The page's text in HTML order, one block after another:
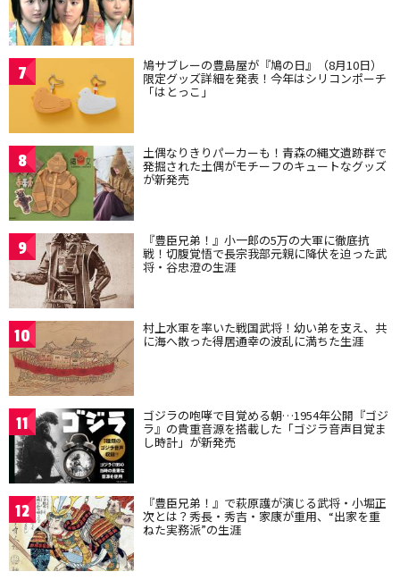
7 鳩サブレーの豊島屋が『鳩の日』（8月10日）
限定グッズ詳細を発表！今年はシリコンポーチ
「はとっこ」
8 土偶なりきりパーカーも！青森の縄文遺跡群で
発掘された土偶がモチーフのキュートなグッズ
が新発売
9 『豊臣兄弟！』小一郎の5万の大軍に徹底抗
戦！切腹覚悟で長宗我部元親に降伏を迫った武
将・谷忠澄の生涯
10 村上水軍を率いた戦国武将！幼い弟を支え、共
に海へ散った得居通幸の波乱に満ちた生涯
11 ゴジラの咆哮で目覚める朝…1954年公開『ゴジ
ラ』の貴重音源を搭載した「ゴジラ音声目覚ま
し時計」が新発売
12 『豊臣兄弟！』で萩原護が演じる武将・小堀正
次とは？秀長・秀吉・家康が重用、“出家を重
ねた実務派”の生涯